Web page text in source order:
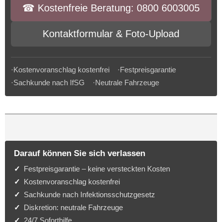
☎︎ Kostenfreie Beratung: 0800 6003005
Kontaktformular & Foto-Upload
·Kostenvoranschlag kostenfrei ·Festpreisgarantie
·Sachkunde nach IfSG ·Neutrale Fahrzeuge
Darauf können Sie sich verlassen
Festpreisgarantie – keine versteckten Kosten
Kostenvoranschlag kostenfrei
Sachkunde nach Infektionsschutzgesetz
Diskretion: neutrale Fahrzeuge